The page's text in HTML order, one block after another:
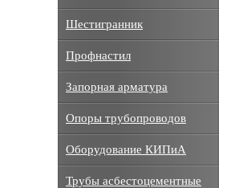
Шестигранник
Профнастил
Запорная арматура
Опоры трубопроводов
Оборудование КИПиА
Трубы асбестоцементные